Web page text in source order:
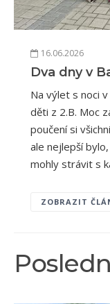
16.06.2026
Dva dny v
Na výlet s noci
děti z 2.B. Moc
poučení si
ale nejlepší
mohly strávit s
ZOBRAZIT